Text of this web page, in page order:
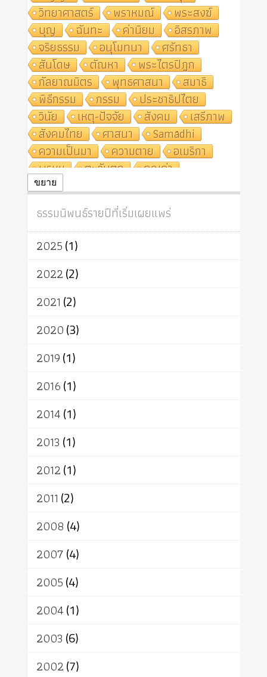
วิทยาศาสตร์
พราหมณ์
พระสงฆ์
บุญ
ฉันทะ ค่านิยม
อิสรภาพ
จริยธรรม
อนุโมทนา
ศรัทธา
สันโดษ
ตัณหา
พระไตรปิฎก
กัลยาณมิตร
พุทธศาสนา
สมาธิ
พิธีกรรม
กรรม
ประชาธิปไตย
วินัย
เหตุ-ปัจจัย สังคม
เสรีภาพ
สังคมไทย
ศาสนา
Samādhi
ความเป็นมา
ความตาย
อเมริกา
พรหม
ตะวันตก
คุณค่า
ปฏิจจสมุปบาท
ศาสนาประจำชาติ
อินเดีย
ผู้บริโภค
ธรรมาธิปไตย
จักร
การแยกรัฐกับศาสนา
ธรรมชาติ
เทคโนโลยี
สิทธิ
พุทธบริษัท
อัตถะ
เทวดา
ขยาย
ธรรมนิพนธ์รายปีที่เริ่มเผยแพร่
2025(1)
2022(2)
2021 (2)
2020(3)
2019(1)
2016(1)
2014(1)
2013 (1)
2012(1)
2011 (2)
2008 (4)
2007(4)
2005(4)
2004(1)
2003 (6)
2002(7)